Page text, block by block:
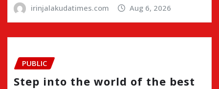
irinjalakudatimes.com Aug 6, 2026
PUBLIC
Step into the world of the best